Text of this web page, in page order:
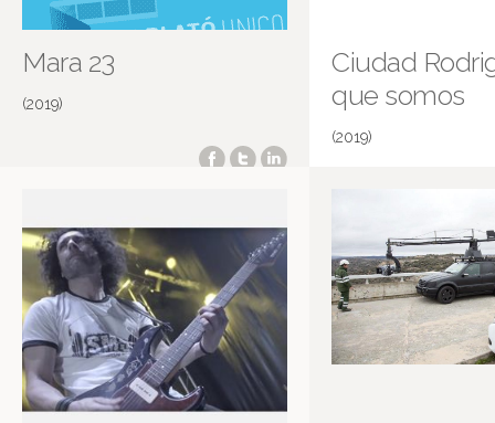
Mara 23
(2019)
Ciudad
que somos
(2019)